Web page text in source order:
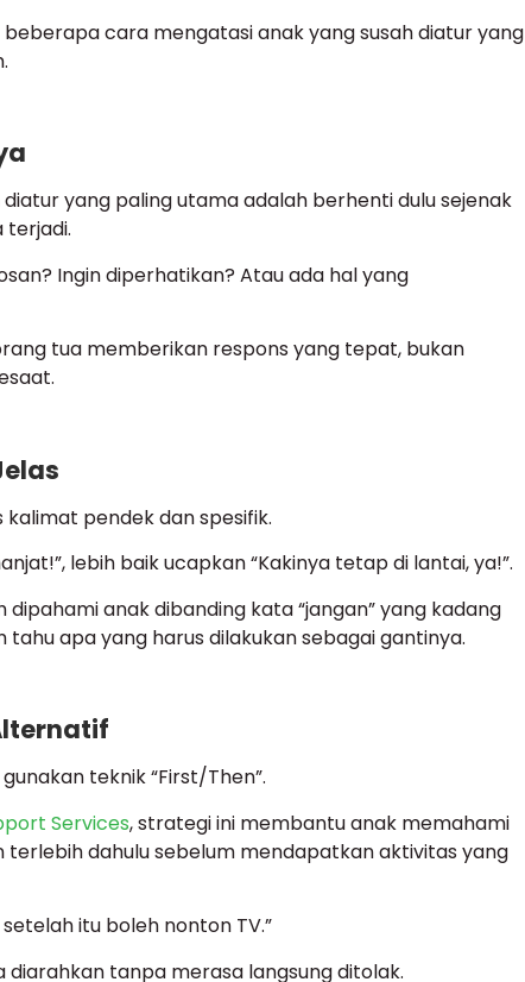
cara mengatasi anak yang susah diatur yang
yang paling utama adalah berhenti dulu sejenak
terjadi.
Ingin diperhatikan? Atau ada hal yang
tua memberikan respons yang tepat, bukan
pendek dan spesifik.
lebih baik ucapkan “Kakinya tetap di lantai, ya!”.
dipahami anak dibanding kata “jangan” yang kadang
apa yang harus dilakukan sebagai gantinya.
teknik “First/Then”.
Services, strategi ini membantu anak memahami
terlebih dahulu sebelum mendapatkan aktivitas yang
itu boleh nonton TV.”
tanpa merasa langsung ditolak.